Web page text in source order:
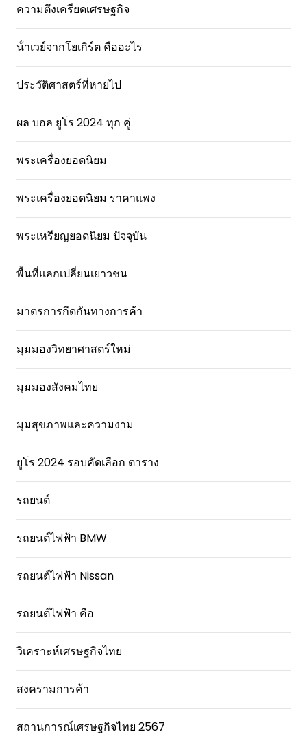
ความตึงเครียดเศรษฐกิจ
น้ําเวย์จากโยเกิร์ต คืออะไร
ประวัติศาสตร์ที่หายไป
ผล บอล ยูโร 2024 ทุก คู่
พระเครื่องยอดนิยม
พระเครื่องยอดนิยม ราคาแพง
พระเหรียญยอดนิยม ปัจจุบัน
พื้นที่แลกเปลี่ยนเยาวชน
มาตรการกีดกันทางการค้า
มุมมองวิทยาศาสตร์ใหม่
มุมมองสังคมไทย
มุมสุขภาพและความงาม
ยูโร 2024 รอบคัดเลือก ตาราง
รถยนต์
รถยนต์ไฟฟ้า BMW
รถยนต์ไฟฟ้า Nissan
รถยนต์ไฟฟ้า คือ
วิเคราะห์เศรษฐกิจไทย
สงครามการค้า
สถานการณ์เศรษฐกิจไทย 2567